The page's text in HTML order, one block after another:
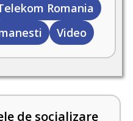
Romania
Video
de socializare